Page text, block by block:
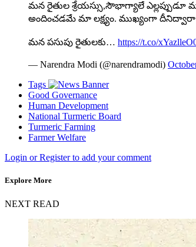
మన రైతుల శ్రేయస్సు,సౌభాగ్యాలే
అందించడమే మా లక్ష్యం. ముఖ్యంగా
మన పసుపు రైతులకు… https://t.co/
— Narendra Modi (@narendramodi)
Tags
Good Governance
Human Development
National Turmeric Board
Turmeric Farming
Farmer Welfare
Login or Register to add your comment
Explore More
NEXT READ